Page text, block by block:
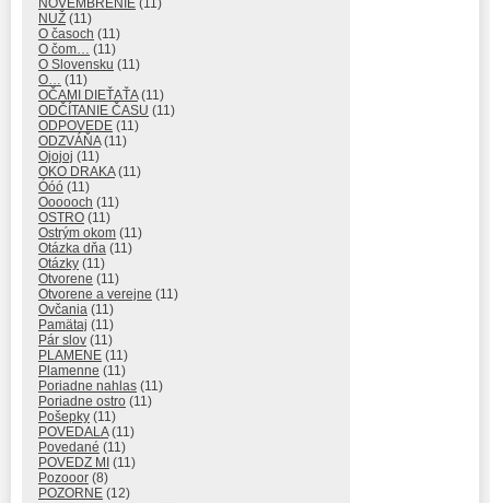
NOVEMBRENIE (11)
NUŽ (11)
O časoch (11)
O čom… (11)
O Slovensku (11)
O… (11)
OČAMI DIEŤAŤA(11)
ODČÍTANIE ČASU (11)
ODPOVEDE (11)
ODZVÁŇA(11)
Ojojoj (11)
OKO DRAKA(11)
Óóó (11)
Oooooch (11)
OSTRO (11)
Ostrým okom (11)
Otázka dňa (11)
Otázky (11)
Otvorene (11)
Otvorene a verejne (11)
Ovčania (11)
Pamätaj (11)
Pár slov (11)
PLAMENE (11)
Plamenne (11)
Poriadne nahlas (11)
Poriadne ostro (11)
Pošepky (11)
POVEDALA(11)
Povedané (11)
POVEDZ MI (11)
Pozooor (8)
POZORNE (12)